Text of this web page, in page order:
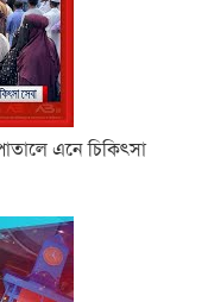
এনে চিকিৎসা